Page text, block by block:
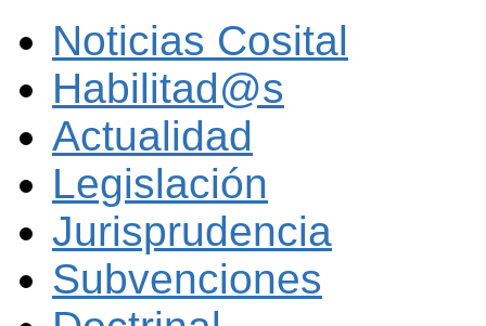
Noticias Cosital
Habilitad@s
Actualidad
Legislación
Jurisprudencia
Subvenciones